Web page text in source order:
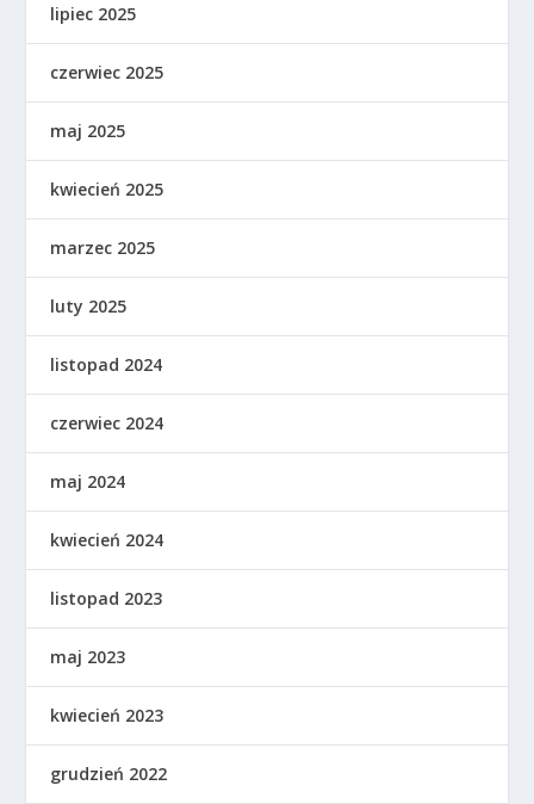
lipiec 2025
czerwiec 2025
maj 2025
kwiecień 2025
marzec 2025
luty 2025
listopad 2024
czerwiec 2024
maj 2024
kwiecień 2024
listopad 2023
maj 2023
kwiecień 2023
grudzień 2022